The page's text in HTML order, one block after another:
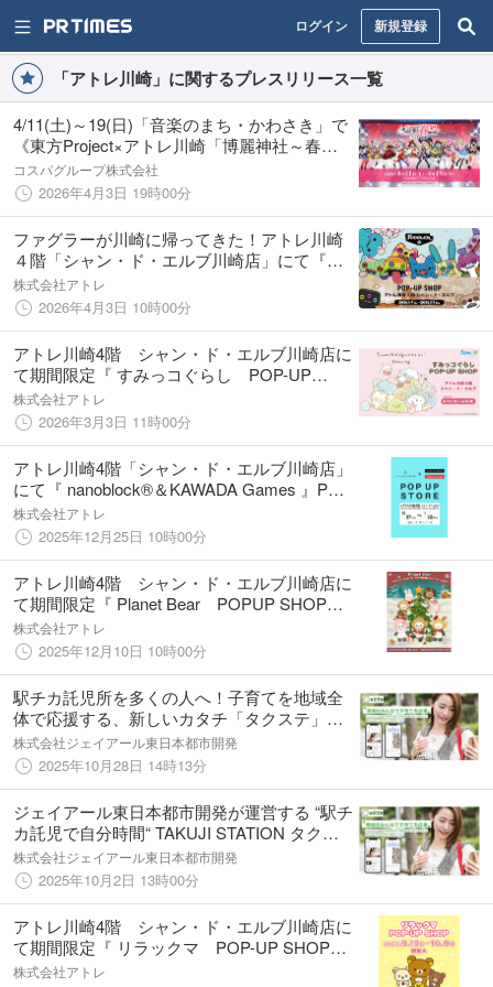
ログイン 新規登録
「アトレ川崎」に関するプレスリリース一覧
4/11(土)～19(日)「音楽のまち・かわさき」で
《東方Project×アトレ川崎「博麗神社～春祭
り2026」》開催！
コスパグループ株式会社
2026年4月3日 19時00分
ファグラーが川崎に帰ってきた！アトレ川崎
４階「シャン・ド・エルブ川崎店」にて『フ
ァグラー』POP-UP SHOPを4月7日(火)より
開催！
株式会社アトレ
2026年4月3日 10時00分
アトレ川崎4階 シャン・ド・エルブ川崎店に
て期間限定『 すみっコぐらし POP-UP
SHOP』を3月10日(火)より開催！
株式会社アトレ
2026年3月3日 11時00分
アトレ川崎4階「シャン・ド・エルブ川崎店」
にて『 nanoblock®＆KAWADA Games 』POP
UP STOREを12月27日(土)より期間限定
OPEN！
株式会社アトレ
2025年12月25日 10時00分
アトレ川崎4階 シャン・ド・エルブ川崎店に
て期間限定『 Planet Bear POPUP SHOP』
を12月11日(木)より開催！
株式会社アトレ
2025年12月10日 10時00分
駅チカ託児所を多くの人へ！子育てを地域全
体で応援する、新しいカタチ「タクステ」が
クラウドファンティング開始
株式会社ジェイアール東日本都市開発
2025年10月28日 14時13分
ジェイアール東日本都市開発が運営する “駅チ
カ託児で自分時間“ TAKUJI STATION タクス
テ 10月10日アトレ川崎でグランドオープン
株式会社ジェイアール東日本都市開発
2025年10月2日 13時00分
アトレ川崎4階 シャン・ド・エルブ川崎店に
て期間限定『 リラックマ POP-UP SHOP』
を9月19日(金)より開催！
株式会社アトレ